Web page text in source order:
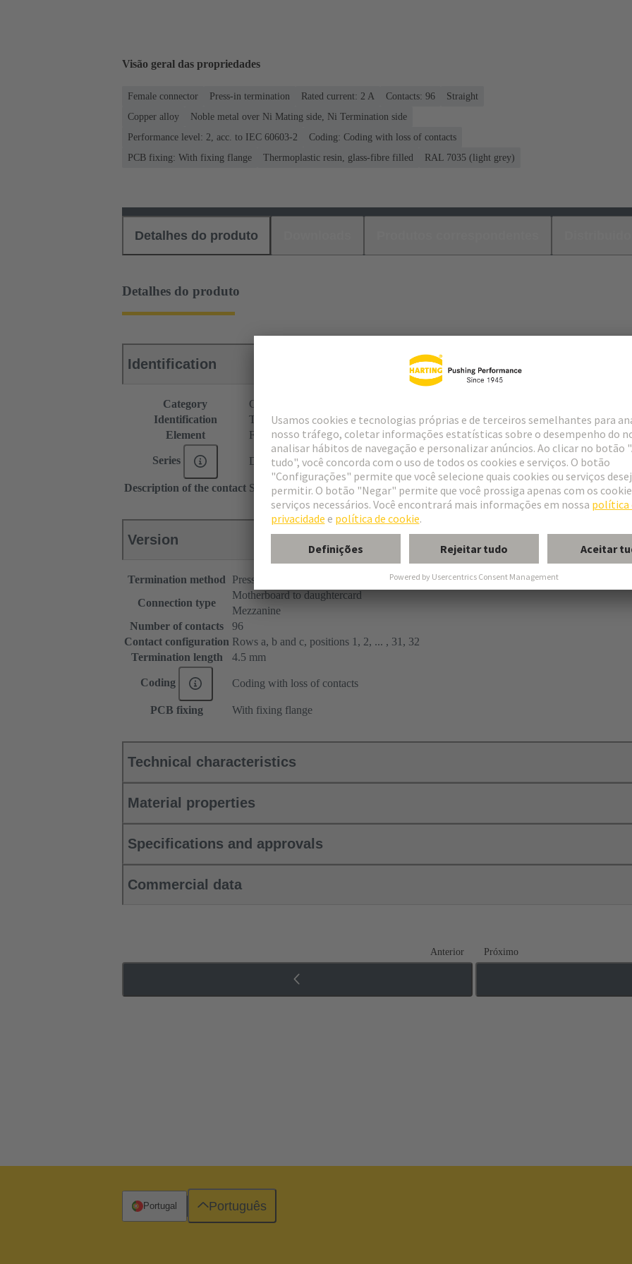
Visão geral das propriedades
Female connector Press-in termination Rated current: ‌2 A Contacts: 96
Straight
Copper alloy
Noble metal over Ni Mating side, Ni Termination side
Performance level: 2, acc. to IEC 60603-2
Coding: Coding with loss of contacts
PCB fixing: With fixing flange
Thermoplastic resin, glass-fibre filled RAL 7035 (light grey)
Detalhes do produto
Detalhes do produto
Identification
Category
Connectors
Identification
Type C
Element
Female connector
Series DIN 41612
Description of the contact Straight
Version
Termination method
Press-in termination
Connection type
Motherboard to daughtercard
Mezzanine
Number of contacts
96
Contact configuration Rows a, b and c, positions 1, 2, ... , 31, 32
Termination length
4.5 mm
Coding Coding with loss of contacts
PCB fixing With fixing flange
Technical characteristics
Material properties
Specifications and approvals
Commercial data
Anterior Próximo
Portugal Português